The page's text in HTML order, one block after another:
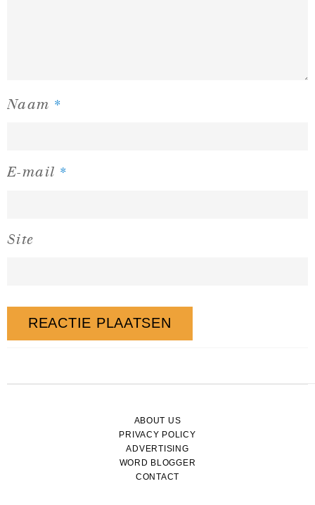
Naam *
E-mail *
Site
ABOUT US
PRIVACY POLICY
ADVERTISING
WORD BLOGGER
CONTACT